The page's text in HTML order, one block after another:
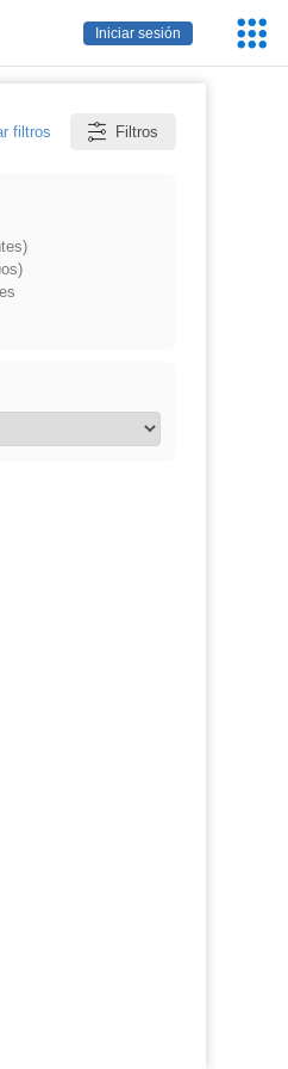
Iniciar sesión
filtros Filtros